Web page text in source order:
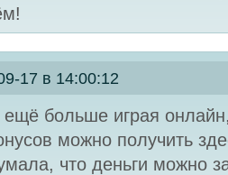
17 в 14:00:12
ещё больше играя
можно получить
что деньги можно